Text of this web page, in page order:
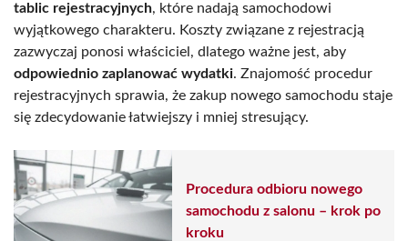
tablic rejestracyjnych, które nadają samochodowi
wyjątkowego charakteru. Koszty związane z rejestracją
zazwyczaj ponosi właściciel, dlatego ważne jest, aby
odpowiednio zaplanować wydatki. Znajomość procedur
rejestracyjnych sprawia, że zakup nowego samochodu staje
się zdecydowanie łatwiejszy i mniej stresujący.
Procedura odbioru nowego
samochodu z salonu – krok po
kroku